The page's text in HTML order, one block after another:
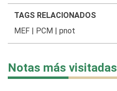
TAGS RELACIONADOS
MEF| PCM pnot
Notas más visitadas